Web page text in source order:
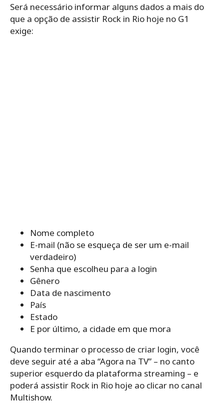
Será necessário informar alguns dados a mais do
que a opção de assistir Rock in Rio hoje no G1
exige:
Nome completo
E-mail (não se esqueça de ser um e-mail
verdadeiro)
Senha que escolheu para a login
Gênero
Data de nascimento
País
Estado
E por último, a cidade em que mora
Quando terminar o processo de criar login, você
deve seguir até a aba “Agora na TV” – no canto
superior esquerdo da plataforma streaming – e
poderá assistir Rock in Rio hoje ao clicar no canal
Multishow.